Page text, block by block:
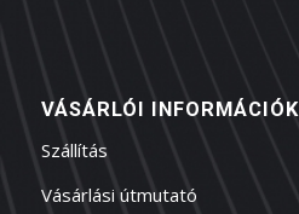
VÁSÁRLÓI INFORMÁCIÓK
Szállítás
Vásárlási útmutató